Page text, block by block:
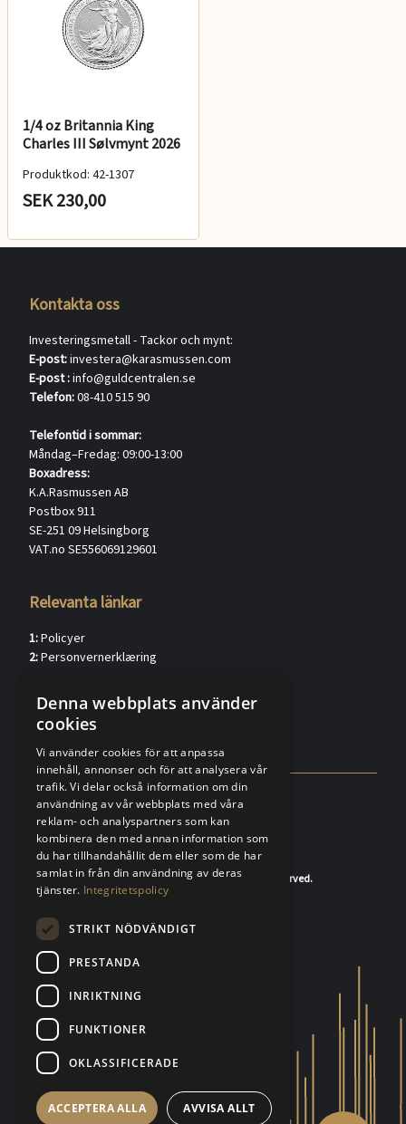
1/4 oz Britannia King
Charles III Sølvmynt 2026
Produktkod: 42-1307
SEK 230,00
Kontakta oss
Investeringsmetall - Tackor och mynt:
E-post:investera@karasmussen.com
E-post :info@guldcentralen.se
Telefon:08-410 515 90
Telefontid i sommar:
Måndag–Fredag: 09:00-13:00
Boxadress:
K.A.Rasmussen AB
Postbox 911
SE-251 09 Helsingborg
VAT.no SE556069129601
Relevanta länkar
1:Policyer
2:Personvernerklæring
4:Kundkännedom förtag (verified.eu)
5:Försäljningsvillkor
6:FAQ
© 2020-2026 K.A.Rasmussen. All rights reserved.
Denna webbplats använder
cookies
Vi använder cookies för att anpassa
innehåll, annonser och för att analysera vår
trafik. Vi delar också information om din
användning av vår webbplats med våra
reklam- och analyspartners som kan
kombinera den med annan information som
du har tillhandahållit dem eller som de har
samlat in från din användning av deras
tjänster. Integritetspolicy
STRIKT NÖDVÄNDIGT
PRESTANDA
INRIKTNING
FUNKTIONER
OKLASSIFICERADE
ACCEPTERA ALLA AVVISA ALLT